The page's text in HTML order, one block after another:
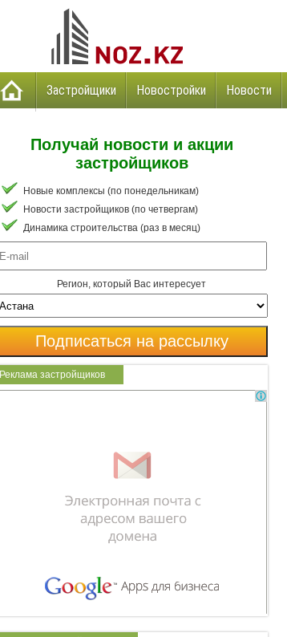
Застройщики Новостройки Новости
Получай новости и акции
застройщиков
Новые комплексы (по понедельникам)
Новости застройщиков (по четвергам)
Динамика строительства (раз в месяц)
Регион, который Вас интересует
Реклама застройщиков